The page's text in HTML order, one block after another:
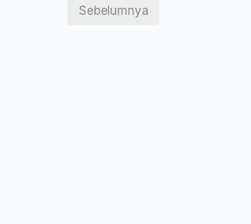
Sebelumnya